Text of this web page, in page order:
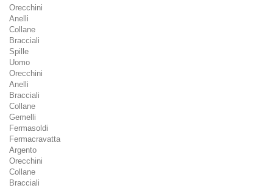
Orecchini
Anelli
Collane
Bracciali
Spille
Uomo
Orecchini
Anelli
Bracciali
Collane
Gemelli
Fermasoldi
Fermacravatta
Argento
Orecchini
Collane
Bracciali